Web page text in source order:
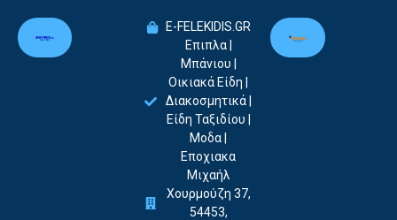
E-FELEKIDIS.GR
Επιπλα |
Μπάνιου |
Οικιακά Είδη |
Διακοσμητικά |
Είδη Ταξιδίου |
Μοδα |
Εποχιακα
Μιχαήλ
Χουρμούζη 37,
54453,